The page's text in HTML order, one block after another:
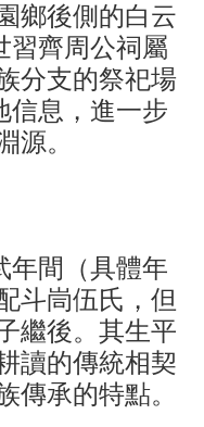
鄉後側的白云
習齊周公祠屬
分支的祭祀場
信息，進一步
源。
年間（具體年
斗峝伍氏，但
繼後。其生平
讀的傳統相契
傳承的特點。